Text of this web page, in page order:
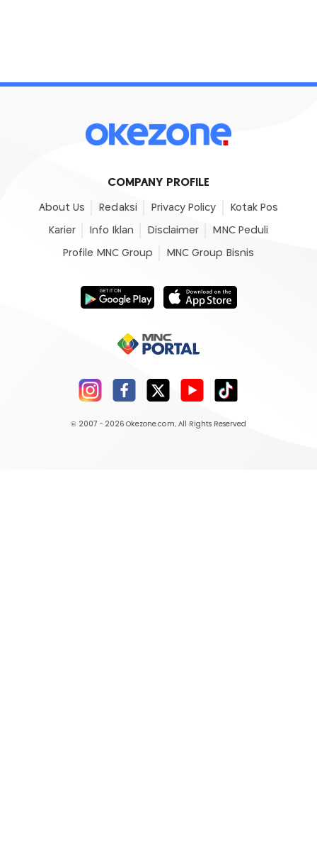
COMPANY PROFILE
About Us Redaksi Privacy Policy Kotak Pos
Karier Info Iklan Disclaimer MNC Peduli
Profile MNC Group MNC Group Bisnis
© 2007 - 2026 Okezone.com, All Rights Reserved